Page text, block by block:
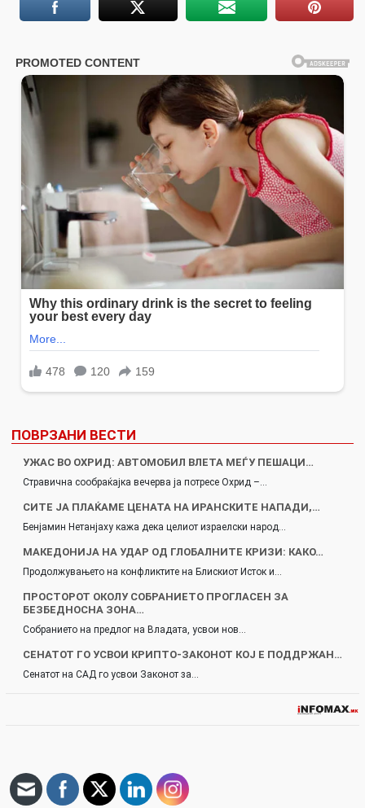
ПОВРЗАНИ ВЕСТИ
УЖАС ВО ОХРИД: АВТОМОБИЛ ВЛЕТА МЕЃУ ПЕШАЦИ…
Стравична сообраќајка вечерва ја потресе Охрид –…
СИТЕ ЈА ПЛАЌАМЕ ЦЕНАТА НА ИРАНСКИТЕ НАПАДИ,…
Бенјамин Нетанјаху кажа дека целиот израелски народ…
МАКЕДОНИЈА НА УДАР ОД ГЛОБАЛНИТЕ КРИЗИ: КАКО…
Продолжувањето на конфликтите на Блискиот Исток и…
ПРОСТОРОТ ОКОЛУ СОБРАНИЕТО ПРОГЛАСЕН ЗА
БЕЗБЕДНОСНА ЗОНА…
Собранието на предлог на Владата, усвои нов…
СЕНАТОТ ГО УСВОИ КРИПТО-ЗАКОНОТ КОЈ Е ПОДДРЖАН…
Сенатот на САД го усвои Законот за…